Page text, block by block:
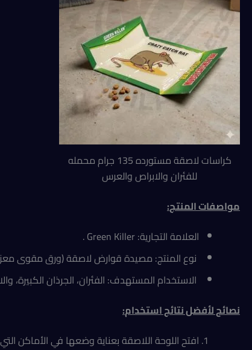
كراسات لاصقة مستورده 135 جرام محمله
للفئران والابراص والعرس
مواصفات المنتج:
العلامة التجارية: Green Killer .
نوع المنتج: مصيدة قوارض لاصقة (ورق مقوى
الاستخدام المستهدف: الفئران، الجرذان الكبيرة،
نصائح لأفضل نتائج استخدام:
افتح اللوحة اللاصقة بعناية وضعها في الأماكن التي